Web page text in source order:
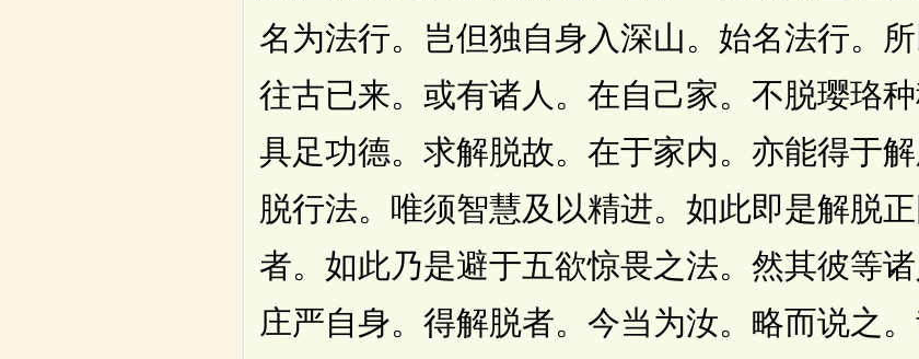
名为法行。岂但独自身入深山。始名法行。所
往古已来。或有诸人。在自己家。不脱璎珞种
具足功德。求解脱故。在于家内。亦能得于
脱行法。唯须智慧及以精进。如此即是解脱
者。如此乃是避于五欲惊畏之法。然其彼等诸
庄严自身。得解脱者。今当为汝。略而说之